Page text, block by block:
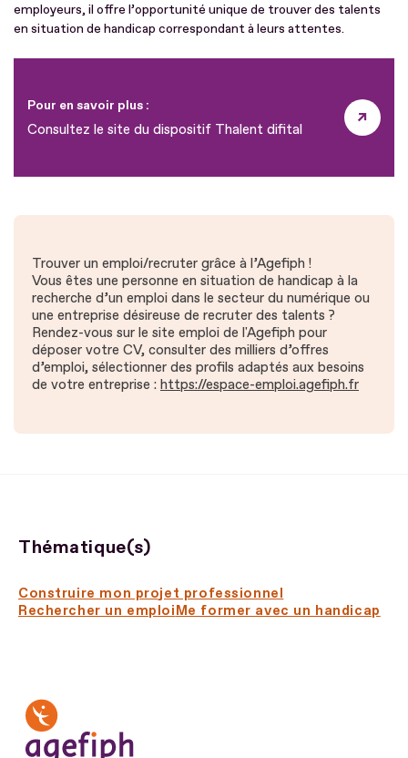
employeurs, il offre l’opportunité unique de trouver des talents
en situation de handicap correspondant à leurs attentes.
Pour en savoir plus :
Consultez le site du dispositif Thalent difital
Trouver un emploi/recruter grâce à l’Agefiph !
Vous êtes une personne en situation de handicap à la
recherche d’un emploi dans le secteur du numérique ou
une entreprise désireuse de recruter des talents ?
Rendez-vous sur le site emploi de l'Agefiph pour
déposer votre CV, consulter des milliers d’offres
d’emploi, sélectionner des profils adaptés aux besoins
de votre entreprise : https://espace-emploi.agefiph.fr
Thématique(s)
Construire mon projet professionnel
Rechercher un emploiMe former avec un handicap